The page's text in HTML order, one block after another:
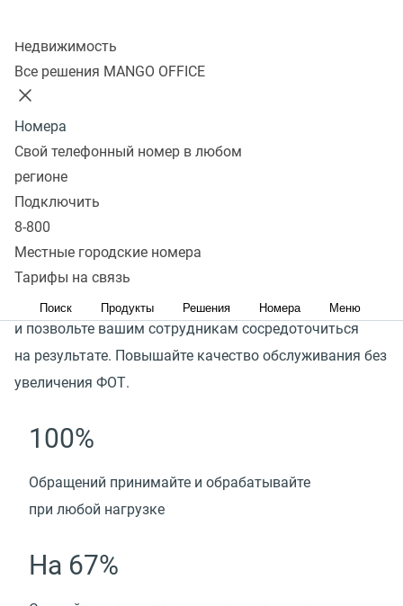
Недвижимость
Все решения MANGO OFFICE
Номера
Свой телефонный номер в любом
регионе
Подключить
8-800
Местные городские номера
Тарифы на связь
Поиск Продукты Решения Номера Меню
сообщениями, звонки от клиентов для уточнения
компании.
Интегрируйте голосовых роботов в вашу CRM-систему,
доверьте выполнение рутинных задач
интеллектуальным решениям от MANGO OFFICE
и позвольте вашим сотрудникам сосредоточиться
на результате. Повышайте качество обслуживания без
увеличения ФОТ.
100%
Обращений принимайте и обрабатывайте
при любой нагрузке
На 67%